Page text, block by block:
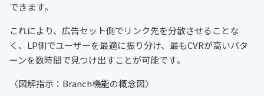
できます。
これにより、広告セット側でリンク先を分散させることな
く、LP側でユーザーを最適に振り分け、最もCVRが高いパタ
ーンを数時間で見つけ出すことが可能です。
〈図解指示：Branch機能の概念図〉